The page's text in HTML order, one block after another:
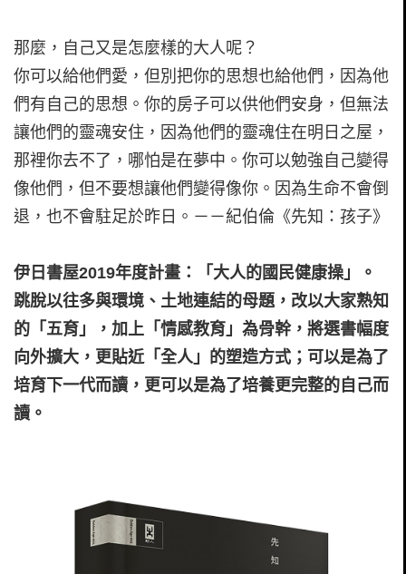
那麼，自己又是怎麼樣的大人呢？
你可以給他們愛，但別把你的思想也給他們，因為他
們有自己的思想。你的房子可以供他們安身，但無法
讓他們的靈魂安住，因為他們的靈魂住在明日之屋，
那裡你去不了，哪怕是在夢中。你可以勉強自己變得
像他們，但不要想讓他們變得像你。因為生命不會倒
退，也不會駐足於昨日。－－紀伯倫《先知：孩子》
伊日書屋2019年度計畫：「大人的國民健康操」。
跳脫以往多與環境、土地連結的母題，改以大家熟知
的「五育」，加上「情感教育」為骨幹，將選書幅度
向外擴大，更貼近「全人」的塑造方式；可以是為了
培育下一代而讀，更可以是為了培養更完整的自己而
讀。